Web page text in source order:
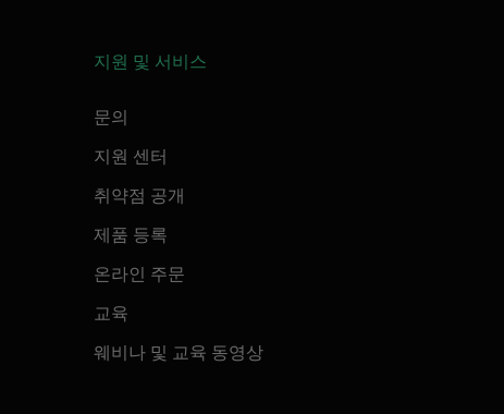
지원 및 서비스
문의
지원 센터
취약점 공개
제품 등록
온라인 주문
교육
웨비나 및 교육 동영상